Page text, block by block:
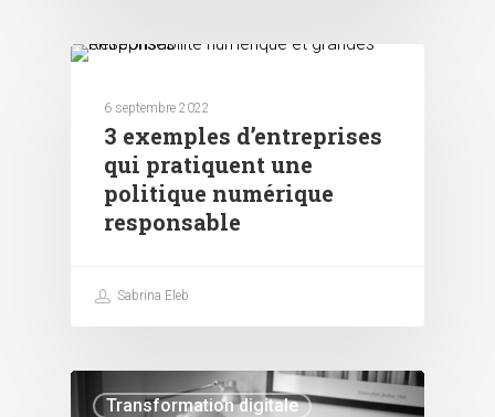
6 septembre 2022
3 exemples d’entreprises
qui pratiquent une
politique numérique
responsable
Sabrina Eleb
Transformation digitale